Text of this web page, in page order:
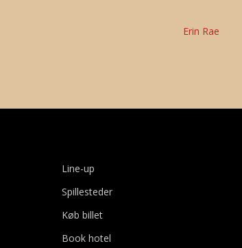
Erin Rae
Line-up
Spillesteder
Køb billet
Book hotel